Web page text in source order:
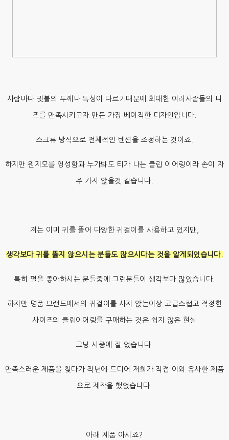
사람마다 귓볼의 두께나 특성이 다르기때문에 최대한 여러사람들의 니
즈를 만족시키고자 만든 가장 베이직한 디자인입니다.
스크류 방식으로 전체적인 텐션을 조정하는 것이죠.
하지만 뭔지모를 엉성함과 누가봐도 티가 나는 클립 이어링이라 손이 자
주 가지 않을것 같습니다.
저는 이미 귀를 뚤어 다양한 귀걸이를 사용하고 있지만,
생각보다 귀를 뚫지 않으시는 분들도 많으시다는 것을 알게되었습니다.
특히 펄을 좋아하시는 분들중에 그런분들이 생각보다 많았습니다.
하지만 명품 브랜드에서의 귀걸이를 사지 않는이상 고급스럽고 적정한
사이즈의 클립이어링를 구매하는 것은 쉽지 않은 현실
그냥 시중에 잘 없습니다.
만족스러운 제품을 찾다가 작년에 드디어 저희가 직접 이와 유사한 제품
으로 제작을 했었습니다.
아래 제품 아시죠?